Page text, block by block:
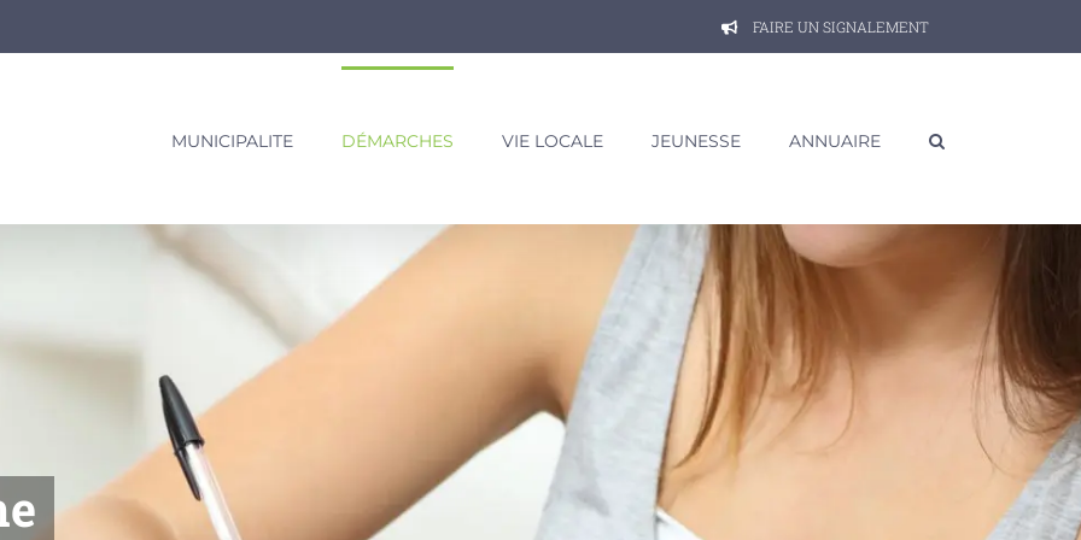
FAIRE UN SIGNALEMENT
MUNICIPALITE DÉMARCHES VIE LOCALE JEUNESSE ANNUAIRE